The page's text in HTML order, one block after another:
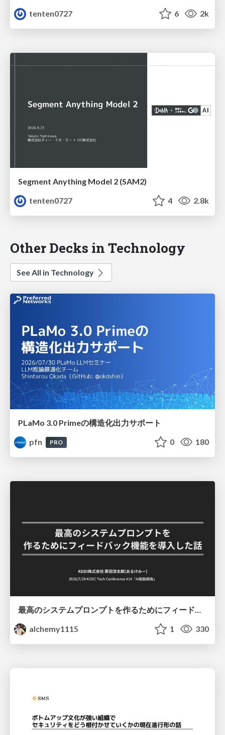
tenten0727
6 2k
Segment Anything Model 2 (SAM2)
tenten0727
4 2.8k
Other Decks in Technology
See All in Technology
PLaMo 3.0 Primeの構造化出力サポート
pfn
PRO 0 180
最高のシステムプロンプトを作るためにフィードバック機能を導入した話
alchemy1115
1 330